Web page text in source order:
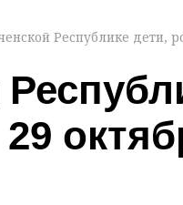
Республике дети,